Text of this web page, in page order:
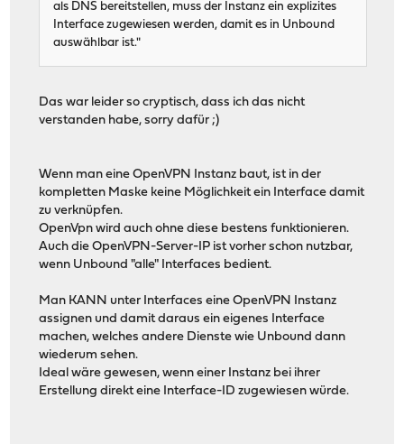
als DNS bereitstellen, muss der Instanz ein explizites
Interface zugewiesen werden, damit es in Unbound
auswählbar ist."
Das war leider so cryptisch, dass ich das nicht
verstanden habe, sorry dafür ;)
Wenn man eine OpenVPN Instanz baut, ist in der
kompletten Maske keine Möglichkeit ein Interface damit
zu verknüpfen.
OpenVpn wird auch ohne diese bestens funktionieren.
Auch die OpenVPN-Server-IP ist vorher schon nutzbar,
wenn Unbound "alle" Interfaces bedient.
Man KANN unter Interfaces eine OpenVPN Instanz
assignen und damit daraus ein eigenes Interface
machen, welches andere Dienste wie Unbound dann
wiederum sehen.
Ideal wäre gewesen, wenn einer Instanz bei ihrer
Erstellung direkt eine Interface-ID zugewiesen würde.